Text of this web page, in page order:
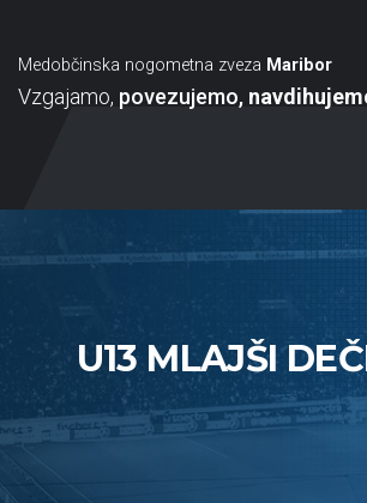
Medobčinska nogometna zveza Maribor
Vzgajamo povezujemo
U13 MLAJŠI